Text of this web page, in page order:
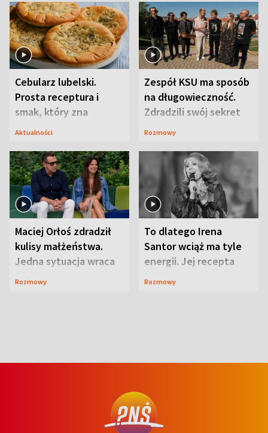
Cebularz lubelski.
Prosta receptura i
smak, który zna
Lubelszczyzna
Aktualności
Zespół KSU ma sposób
na długowieczność.
Zdradzili swój sekret
Rozmowy
Maciej Orłoś zdradził
kulisy małżeństwa.
Jedna sytuacja wraca
jak bumerang
Rozmowy
To dlatego Irena
Santor wciąż ma tyle
energii. Jej recepta
jest zaskakująco
Rozmowy